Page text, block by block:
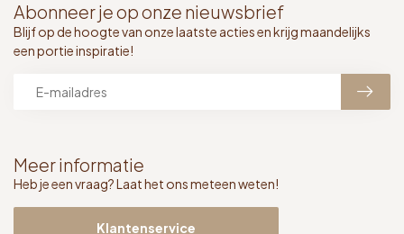
Meer informatie
Heb je een vraag? Laat het ons meteen weten!
Klantenservice
Abonneer je op onze nieuwsbrief
Blijf op de hoogte van onze laatste acties en krijg maandelijks
een portie inspiratie!